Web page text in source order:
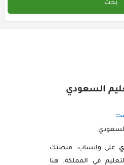
السعودي
على واتساب: منصتك
في المملكة. هنا